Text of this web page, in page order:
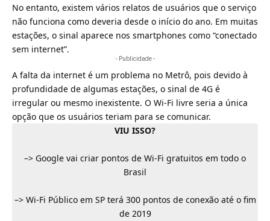
No entanto, existem vários relatos de usuários que o serviço
não funciona como deveria desde o início do ano. Em muitas
estações, o sinal aparece nos smartphones como “conectado
sem internet”.
- Publicidade -
A falta da internet é um problema no Metrô, pois devido à
profundidade de algumas estações, o sinal de 4G é
irregular ou mesmo inexistente. O Wi-Fi livre seria a única
opção que os usuários teriam para se comunicar.
VIU ISSO?
–> Google vai criar pontos de Wi-Fi gratuitos em todo o
Brasil
–> Wi-Fi Público em SP terá 300 pontos de conexão até o fim
de 2019